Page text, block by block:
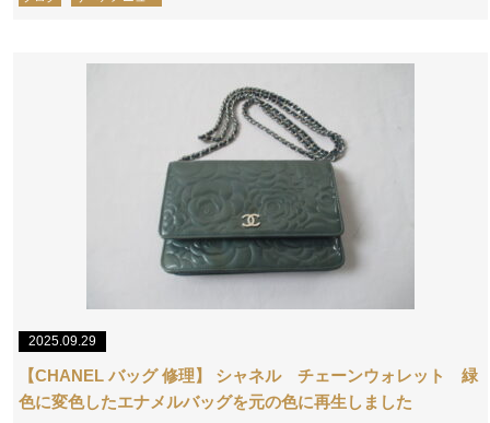
2025.09.29
【CHANEL バッグ 修理】 シャネル チェーンウォレット 緑
色に変色したエナメルバッグを元の色に再生しました